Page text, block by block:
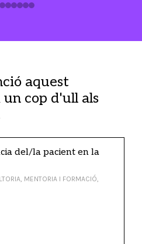
aquest
cop d'ull als
del/la pacient en la
MENTORIA I FORMACIÓ,